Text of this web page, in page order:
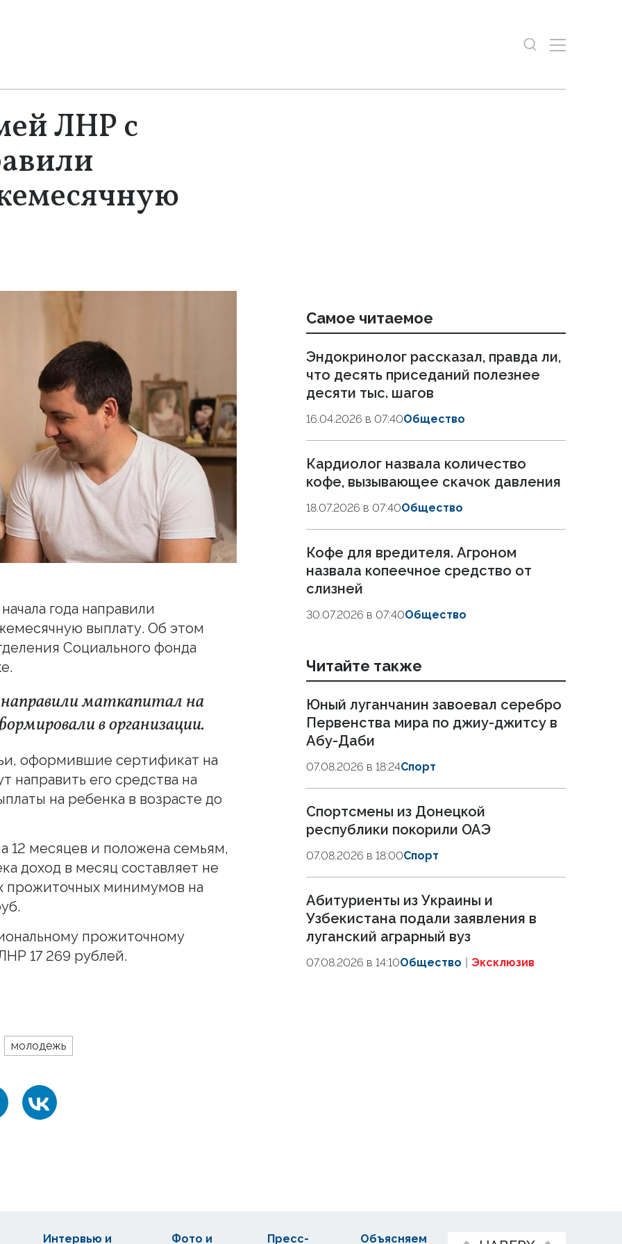
ЛНР с
года направили
выплату. Об этом
Социального фонда
маткапитал на
в организации.
оформившие сертификат на
направить его средства на
на ребенка в возрасте до
12 месяцев и положена семьям,
доход в месяц составляет не
прожиточных минимумов на
прожиточному
17 269 рублей.
молодежь
Самое читаемое
Эндокринолог рассказал, правда ли,
что десять приседаний полезнее
десяти тыс. шагов
16.04.2026 в 07:40Общество
Кардиолог назвала количество
кофе, вызывающее скачок давления
18.07.2026 в 07:40Общество
Кофе для вредителя. Агроном
назвала копеечное средство от
слизней
30.07.2026 в 07:40Общество
Читайте также
Юный луганчанин завоевал серебро
Первенства мира по джиу-джитсу в
Абу-Даби
07.08.2026 в 18:24Спорт
Спортсмены из Донецкой
республики покорили ОАЭ
07.08.2026 в 18:00Спорт
Абитуриенты из Украины и
Узбекистана подали заявления в
луганский аграрный вуз
07.08.2026 в 14:10Общество Эксклюзив
Интервью и Фото и Пресс- Объясняем